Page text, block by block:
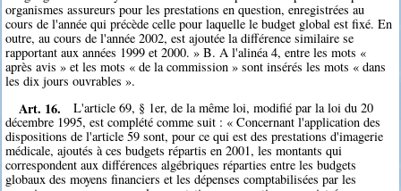
organismes assureurs pour les prestations en question, enregistrées au
cours de l'année qui précède celle pour laquelle le budget global est fixé. En
outre, au cours de l'année 2002, est ajoutée la différence similaire se
rapportant aux années 1999 et 2000. » B. A l'alinéa 4, entre les mots «
après avis » et les mots « de la commission » sont insérés les mots « dans
les dix jours ouvrables ».
Art. 16.
L'article 69, § 1er, de la même loi, modifié par la loi du 20
décembre 1995, est complété comme suit : « Concernant l'application des
dispositions de l'article 59 sont, pour ce qui est des prestations d'imagerie
médicale, ajoutés à ces budgets répartis en 2001, les montants qui
correspondent aux différences algébriques réparties entre les budgets
globaux des moyens financiers et les dépenses comptabilisées par les